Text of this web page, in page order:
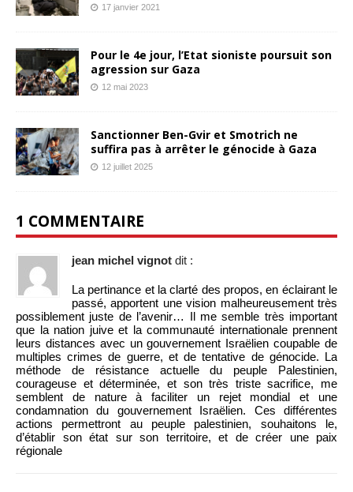
17 janvier 2021
Pour le 4e jour, l’Etat sioniste poursuit son
agression sur Gaza
12 mai 2023
Sanctionner Ben-Gvir et Smotrich ne
suffira pas à arrêter le génocide à Gaza
12 juillet 2025
1 COMMENTAIRE
jean michel vignot dit :
La pertinance et la clarté des propos, en éclairant le
passé, apportent une vision malheureusement très
possiblement juste de l’avenir… Il me semble très important
que la nation juive et la communauté internationale prennent
leurs distances avec un gouvernement Israëlien coupable de
multiples crimes de guerre, et de tentative de génocide. La
méthode de résistance actuelle du peuple Palestinien,
courageuse et déterminée, et son très triste sacrifice, me
semblent de nature à faciliter un rejet mondial et une
condamnation du gouvernement Israëlien. Ces différentes
actions permettront au peuple palestinien, souhaitons le,
d’établir son état sur son territoire, et de créer une paix
régionale